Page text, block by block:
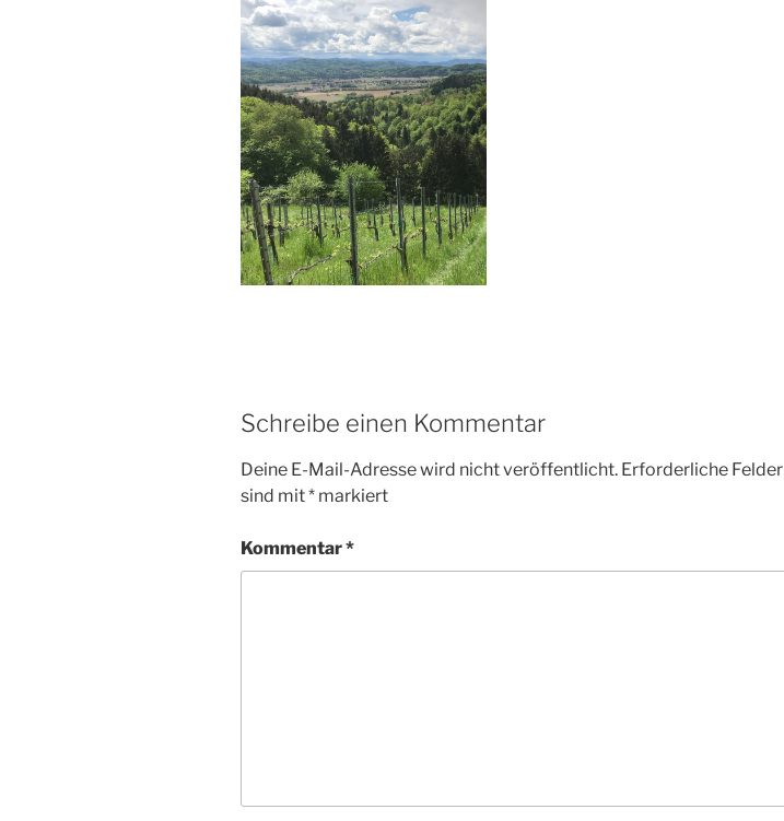
Schreibe einen Kommentar
Deine E-Mail-Adresse wird nicht veröffentlicht. Erforderliche Felder
sind mit* markiert
Kommentar*